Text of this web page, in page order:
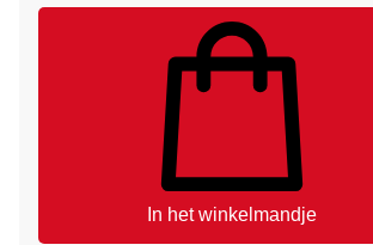
In het winkelmandje